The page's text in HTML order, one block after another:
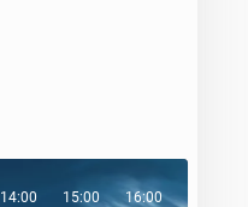
14:00 15:00 16:00 17:00